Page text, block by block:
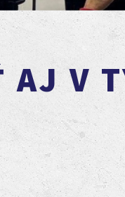
AJ V